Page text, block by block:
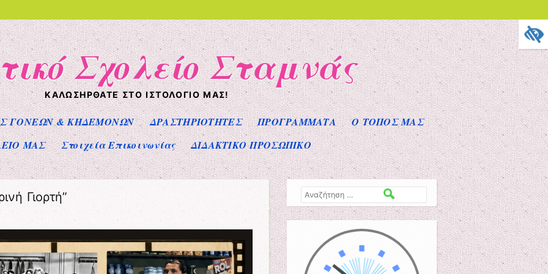
Σχολείο Σταμνάς
ΚΑΛΩΣΉΡΘΑΤΕ ΣΤΟ ΙΣΤΟΛΌΓΙΌ ΜΑΣ!
ΓΟΝΕΩΝ & ΚΗΔΕΜΟΝΩΝ ΔΡΑΣΤΗΡΙΟΤΗΤΕΣ ΠΡΟΓΡΑΜΜΑΤΑ
Ο ΤΟΠΟΣ ΜΑΣ
ΜΑΣ
Στοιχεία Επικοινωνίας ΔΙΔΑΚΤΙΚΟ ΠΡΟΣΩΠΙΚΟ
Γιορτή” Αναζήτηση